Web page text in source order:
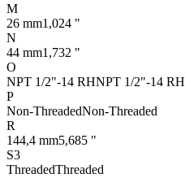
M
26 mm1,024 "
N
44 mm1,732 "
O
NPT 1/2"-14 RHNPT 1/2"-14 RH
P
Non-ThreadedNon-Threaded
R
144,4 mm5,685 "
S3
ThreadedThreaded